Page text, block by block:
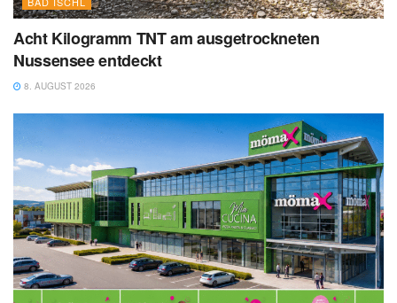
Acht Kilogramm TNT am ausgetrockneten
Nussensee entdeckt
8. AUGUST 2026